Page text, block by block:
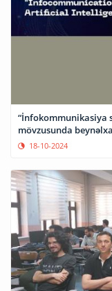
“İnfokommunikasiya
mövzusunda
18-10-2024